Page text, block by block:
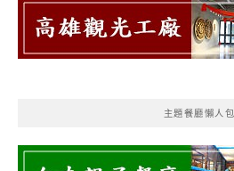
主題餐廳懶人包